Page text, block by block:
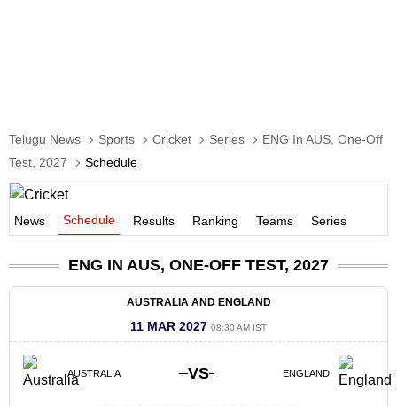
Telugu News Sports Cricket Series
ENG In AUS, One-Off
Test, 2027
Schedule
News Schedule Results Ranking Teams Series
ENG IN AUS, ONE-OFF TEST, 2027
AUSTRALIA AND ENGLAND
11 MAR 2027 08:30 AM IST
AUSTRALIA VS ENGLAND